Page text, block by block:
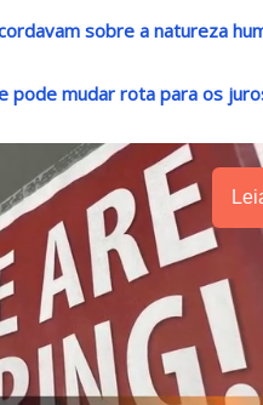
sobre a natureza
pode mudar rota para os